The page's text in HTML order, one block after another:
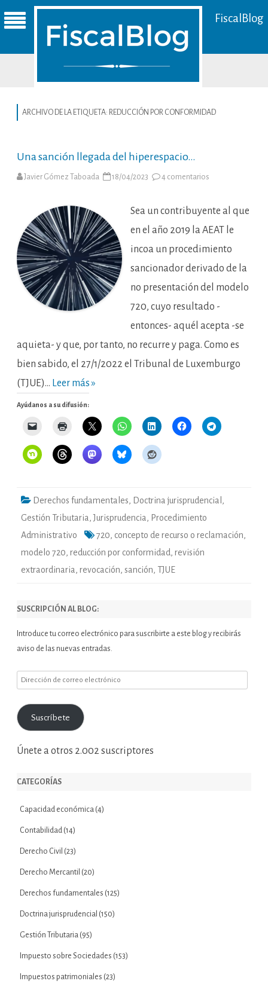
FiscalBlog
ARCHIVO DE LA ETIQUETA: REDUCCIÓN POR CONFORMIDAD
Una sanción llegada del hiperespacio…
Javier Gómez Taboada 18/04/2023 4 comentarios
del
hiperespacio…
Sea un contribuyente al que
en el año 2019 la AEAT le
incoa un procedimiento
sancionador derivado de la
no presentación del modelo
720, cuyo resultado -
entonces- aquél acepta -se
aquieta- y que, por tanto, no recurre y paga. Como es
bien sabido, el 27/1/2022 el Tribunal de Luxemburgo
(TJUE)… Leer más »
Ayúdanos a su difusión:
Derechos fundamentales, Doctrina jurisprudencial ,
Gestión Tributaria ,Jurisprudencia , Procedimiento
Administrativo
720, concepto de recurso o reclamación,
modelo 720, reducción por conformidad , revisión
extraordinaria , revocación, sanción, TJUE
SUSCRIPCIÓN AL BLOG:
Introduce tu correo electrónico para suscribirte a este blog y recibirás
aviso de las nuevas entradas.
Dirección
correo
electrónico
Suscríbete
Únete a otros 2.002 suscriptores
CATEGORÍAS
Capacidad económica (4)
Contabilidad (14)
Derecho Civil (23)
Derecho Mercantil (20)
Derechos fundamentales (125)
Doctrina jurisprudencial (150)
Gestión Tributaria (95)
Impuesto sobre Sociedades (153)
Impuestos patrimoniales (23)